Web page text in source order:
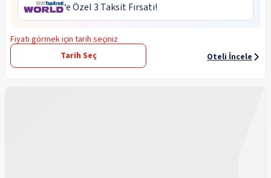
‘e Özel 3 Taksit Fırsatı!
Fiyatı görmek için tarih seçiniz
Tarih Seç
Oteli İncele